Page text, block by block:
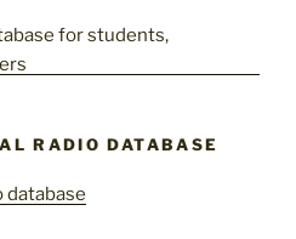
RADIO DATABASE